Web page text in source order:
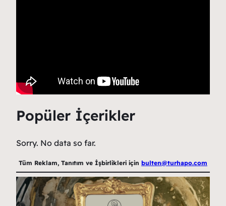
Popüler İçerikler
Sorry. No data so far.
Tüm Reklam, Tanıtım ve İşbirlikleri için bulten@turhapo.com